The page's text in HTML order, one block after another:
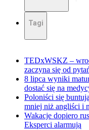
Tagi
TEDxWSKZ –
zaczyna się od
8 lipca wyniki
dostać się na
Poloniści się
mniej niż angliści i
Wakacje dopiero
Eksperci alarmują